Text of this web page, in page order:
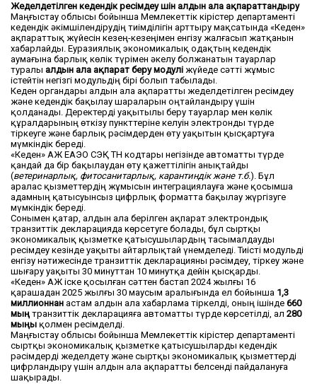
Жеделдетілген кедендік ресімдеу үшін алдын ала ақпараттандыру
Маңғыстау облысы бойынша Мемлекеттік кірістер департаменті
кедендік әкімшілендірудің тиімділігін арттыру мақсатында «Кеден»
ақпараттық жүйесін кезең-кезеңімен енгізу жалғасып жатқанын
хабарлайды. Еуразиялық экономикалық одақтың кедендік
аумағына барлық көлік түрімен әкелу болжанатын тауарлар
туралы алдын ала ақпарат беру модулі жүйеде сәтті жұмыс
істейтін негізгі модульдің бірі болып табылады.
Кеден органдары алдын ала ақпаратты жеделдетілген ресімдеу
және кедендік бақылау шараларын оңтайландыру үшін
қолданады. Деректерді уақытылы беру тауарлар мен көлік
құралдарының өткізу пункттеріне келуін электронды түрде
тіркеуге және барлық рәсімдерден өту уақытын қысқартуға
мүмкіндік береді.
«Кеден» АЖ ЕАЭО СЭҚ ТН кодтары негізінде автоматты түрде
қандай да бір бақылаудан өту қажеттілігін анықтайды
(ветеринарлық, фитосанитарлық, карантиндік және т.б.). Бұл
аралас қызметтердің жұмысын интеграциялауға және қосымша
адамның қатысуынсыз цифрлық форматта бақылау жүргізуге
мүмкіндік береді.
Сонымен қатар, алдын ала берілген ақпарат электрондық
транзиттік декларацияда көрсетуге болады, бұл сыртқы
экономикалық қызметке қатысушылардың тасымалдауды
ресімдеу кезінде уақыты айтарлықтай үнемделеді. Тиісті модульді
енгізу нәтижесінде транзиттік декларацияны рәсімдеу, тіркеу және
шығару уақыты 30 минуттан 10 минутқа дейін қысқарды.
«Кеден» АЖ іске қосылған сәттен бастап 2024 жылғы 16
қарашадан 2025 жылғы 30 маусым аралығында ел бойынша 1,3
миллионнан астам алдын ала хабарлама тіркелді, оның ішінде 660
мың транзиттік декларацияға автоматты түрде көрсетілді, ал 280
мыңы қолмен ресімделді.
Маңғыстау облысы бойынша Мемлекеттік кірістер департаменті
сыртқы экономикалық қызметке қатысушыларды кедендік
рәсімдерді жеделдету және сыртқы экономикалық қызметтерді
цифрландыру үшін алдын ала ақпаратты белсенді пайдалануға
шақырады.